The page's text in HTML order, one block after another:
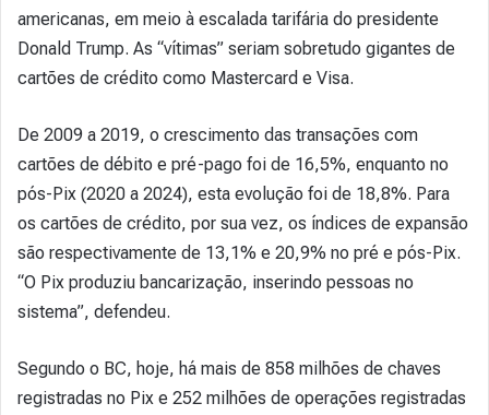
americanas, em meio à escalada tarifária do presidente
Donald Trump. As “vítimas” seriam sobretudo gigantes de
cartões de crédito como Mastercard e Visa.
De 2009 a 2019, o crescimento das transações com
cartões de débito e pré-pago foi de 16,5%, enquanto no
pós-Pix (2020 a 2024), esta evolução foi de 18,8%. Para
os cartões de crédito, por sua vez, os índices de expansão
são respectivamente de 13,1% e 20,9% no pré e pós-Pix.
“O Pix produziu bancarização, inserindo pessoas no
sistema”, defendeu.
Segundo o BC, hoje, há mais de 858 milhões de chaves
registradas no Pix e 252 milhões de operações registradas